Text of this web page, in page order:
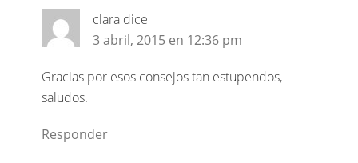
clara dice
3 abril, 2015 en 12:36 pm
Gracias por esos consejos tan estupendos,
saludos.
Responder